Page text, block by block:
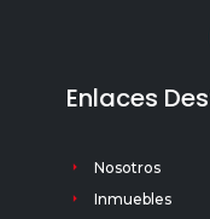
Enlaces
Nosotros
Inmuebles